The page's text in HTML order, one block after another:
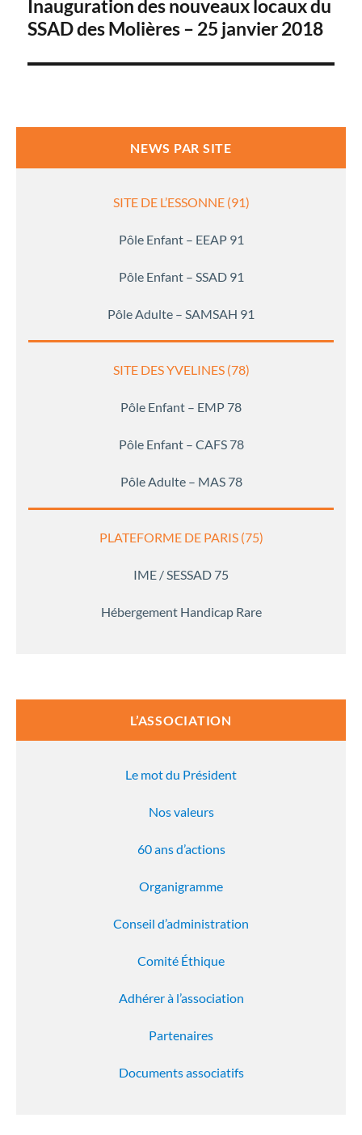
l’article
Inauguration des nouveaux locaux du
SSAD des Molières – 25 janvier 2018
NEWS PAR SITE
SITE DE L’ESSONNE (91)
Pôle Enfant – EEAP 91
Pôle Enfant – SSAD 91
Pôle Adulte – SAMSAH 91
SITE DES YVELINES (78)
Pôle Enfant – EMP 78
Pôle Enfant – CAFS 78
Pôle Adulte – MAS 78
PLATEFORME DE PARIS (75)
IME / SESSAD 75
Hébergement Handicap Rare
L’ASSOCIATION
Le mot du Président
Nos valeurs
60 ans d’actions
Organigramme
Conseil d’administration
Comité Éthique
Adhérer à l’association
Partenaires
Documents associatifs